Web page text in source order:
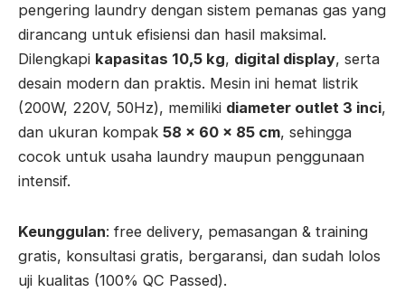
pengering laundry dengan sistem pemanas gas yang
dirancang untuk efisiensi dan hasil maksimal.
Dilengkapi kapasitas 10,5 kg, digital display, serta
desain modern dan praktis. Mesin ini hemat listrik
(200W, 220V, 50Hz), memiliki diameter outlet 3 inci,
dan ukuran kompak 58 × 60 × 85 cm, sehingga
cocok untuk usaha laundry maupun penggunaan
intensif.
Keunggulan: free delivery, pemasangan & training
gratis, konsultasi gratis, bergaransi, dan sudah lolos
uji kualitas (100% QC Passed).